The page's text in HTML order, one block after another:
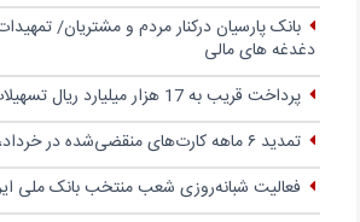
بانک پارسیان درکنار مردم و مشتریان/
دغدغه های مالی
پرداخت قریب به 17 هزار میلیارد ریال تسهیلات قرض‌الحسنه
تمدید ۶ ماهه کارت‌های منقضی‌شده در خرداد، تیر و مرداد ۱۴۰۴
فعالیت شبانه‌روزی شعب منتخب بانک ملی